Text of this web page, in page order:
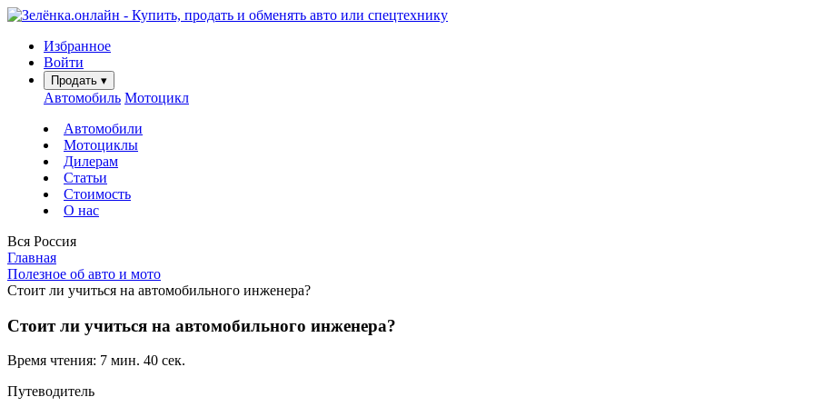
Избранное
Войти
Продать ▾
Автомобиль Мотоцикл
Автомобили
Мотоциклы
Дилерам
Статьи
Стоимость
О нас
Вся Россия
Главная
Полезное об авто и мото
Стоит ли учиться на автомобильного инженера?
Стоит ли учиться на автомобильного инженера?
Время чтения: 7 мин. 40 сек.
Путеводитель